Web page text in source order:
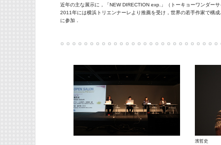
近年の主な展示に，「NEW DIRECTION exp.」（トーキョーワンダー
2011年には横浜トリエンナーレより推薦を受け，世界の若手作家で構
に参加．
濱哲史